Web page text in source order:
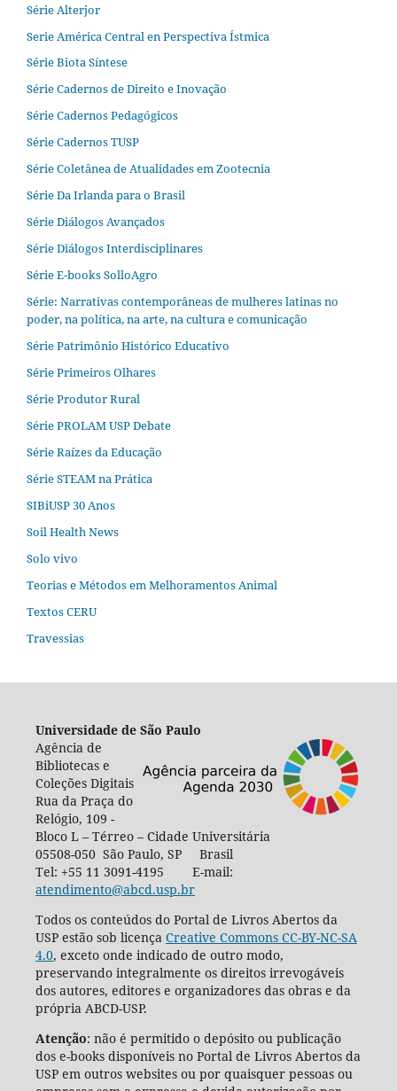
Série Alterjor
Serie América Central en Perspectiva Ístmica
Série Biota Síntese
Série Cadernos de Direito e Inovação
Série Cadernos Pedagógicos
Série Cadernos TUSP
Série Coletânea de Atualidades em Zootecnia
Série Da Irlanda para o Brasil
Série Diálogos Avançados
Série Diálogos Interdisciplinares
Série E-books SolloAgro
Série: Narrativas contemporâneas de mulheres latinas no
poder, na política, na arte, na cultura e comunicação
Série Patrimônio Histórico Educativo
Série Primeiros Olhares
Série Produtor Rural
Série PROLAM USP Debate
Série Raízes da Educação
Série STEAM na Prática
SIBiUSP 30 Anos
Soil Health News
Solo vivo
Teorias e Métodos em Melhoramentos Animal
Textos CERU
Travessias
Universidade de São Paulo
Agência de
Bibliotecas e
Coleções Digitais
Rua da Praça do
Relógio, 109 -
Bloco L – Térreo – Cidade Universitária
05508-050 São Paulo, SP Brasil
Tel: +55 11 3091-4195 E-mail:
atendimento@abcd.usp.br
Todos os conteúdos do Portal de Livros Abertos da
USP estão sob licença Creative Commons CC-BY-NC-SA
4.0, exceto onde indicado de outro modo,
preservando integralmente os direitos irrevogáveis
dos autores, editores e organizadores das obras e da
própria ABCD-USP.
Atenção: não é permitido o depósito ou publicação
dos e-books disponíveis no Portal de Livros Abertos da
USP em outros websites ou por quaisquer pessoas ou